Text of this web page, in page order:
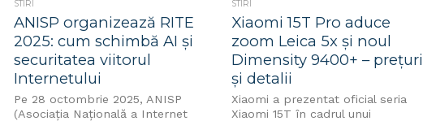
STIRI
ANISP organizează RITE
2025: cum schimbă AI și
securitatea viitorul
Internetului
Pe 28 octombrie 2025, ANISP
(Asociația Națională a Internet
STIRI
Xiaomi 15T Pro aduce
zoom Leica 5x și noul
Dimensity 9400+ – prețuri
și detalii
Xiaomi a prezentat oficial seria
Xiaomi 15T în cadrul unui